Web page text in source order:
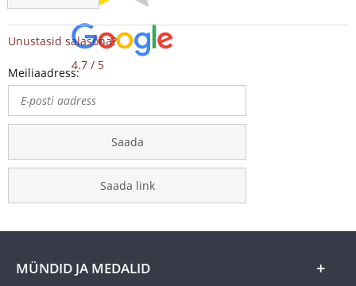
4.7 / 5
Unustasid salasõna?
Meiliaadress:
Saada
Saada link
MÜNDID JA MEDALID